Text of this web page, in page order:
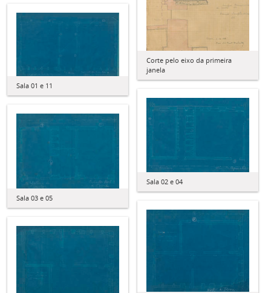
Corte pelo eixo da primeira
janela
Sala 01 e 11
Sala 02 e 04
Sala 03 e 05